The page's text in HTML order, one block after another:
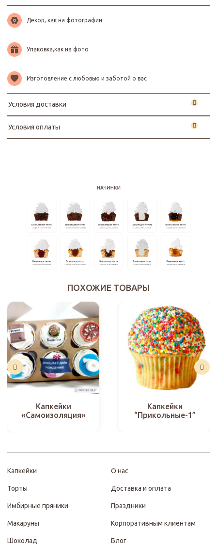
Декор, как на фотографии
Упаковка,как на фото
Изготовление с любовью и заботой о вас
Условия доставки
Условия оплаты
ПОХОЖИЕ ТОВАРЫ
Капкейки
«Самоизоляция»
Капкейки
“Прикольные-1”
Капкейки
Торты
Имбирные пряники
Макаруны
Шоколад
О нас
Доставка и оплата
Праздники
Корпоративным клиентам
Блог